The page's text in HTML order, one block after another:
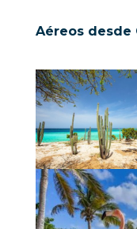
Aéreos desde